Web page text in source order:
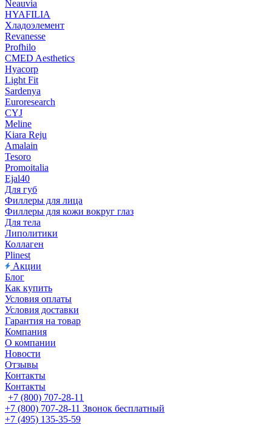
Neauvia
HYAFILIA
Хладоэлемент
Revanesse
Profhilo
CMED Aesthetics
Hyacorp
Light Fit
Sardenya
Euroresearch
CYJ
Meline
Kiara Reju
Amalain
Tesoro
Promoitalia
Ejal40
Для губ
Филлеры для лица
Филлеры для кожи вокруг глаз
Для тела
Липолитики
Коллаген
Plinest
Акции
Блог
Как купить
Условия оплаты
Условия доставки
Гарантия на товар
Компания
О компании
Новости
Отзывы
Контакты
Контакты
+7 (800) 707-28-11
+7 (800) 707-28-11 Звонок бесплатный
+7 (495) 135-35-59